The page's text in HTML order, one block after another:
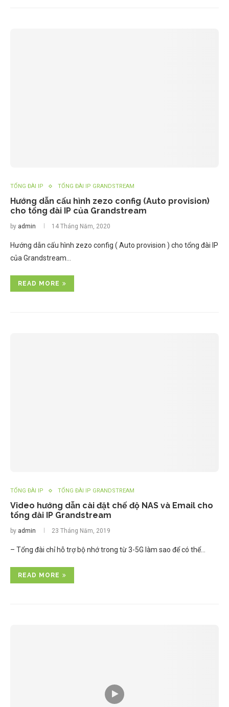
TỔNG ĐÀI IP TỔNG ĐÀI IP GRANDSTREAM
Hướng dẫn cấu hình zezo config (Auto provision)
cho tổng đài IP của Grandstream
by admin 14 Tháng Năm, 2020
Hướng dẫn cấu hình zezo config ( Auto provision ) cho tổng đài IP
của Grandstream…
READ MORE
TỔNG ĐÀI IP TỔNG ĐÀI IP GRANDSTREAM
Video hướng dẫn cài đặt chế độ NAS và Email cho
tổng đài IP Grandstream
by admin 23 Tháng Năm, 2019
– Tổng đài chỉ hỗ trợ bộ nhớ trong từ 3-5G làm sao để có thể…
READ MORE